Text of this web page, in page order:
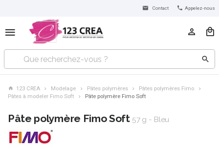
Contact Appelez-nous
123 CREA Modelage Pâtes polymères
Pâtes polymères Fimo
Pâtes à modeler Fimo Soft
Pâte polymère Fimo Soft
Pâte polymère Fimo Soft 57 g - Bleu